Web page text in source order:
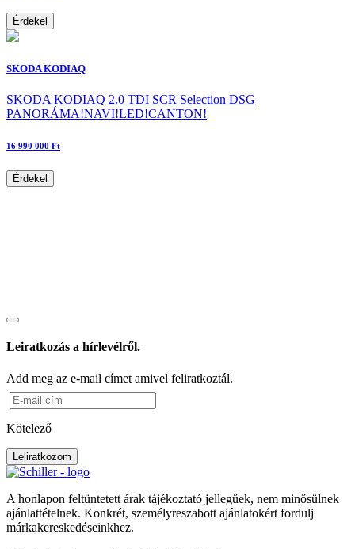
Érdekel
SKODA KODIAQ
SKODA KODIAQ 2.0 TDI SCR Selection DSG
PANORÁMA!NAVI!LED!CANTON!
16 990 000 Ft
Érdekel
Leiratkozás a hírlevélről.
Add meg az e-mail címet amivel feliratkoztál.
Kötelező
Leliratkozom
A honlapon feltüntetett árak tájékoztató jellegűek, nem minősülnek
ajánlattételnek. Konkrét, személyreszabott ajánlatokért fordulj
márkakereskedéseinkhez.